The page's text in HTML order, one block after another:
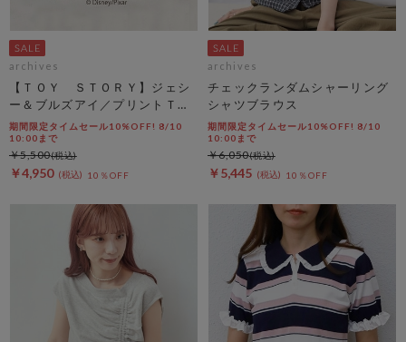
archives
【ＴＯＹ ＳＴＯＲＹ】ジェシ
ー＆ブルズアイ／プリントＴチ
ャコール
期間限定タイムセール10%OFF! 8/10
10:00まで
￥4,950 10％OFF
￥5,500
archives
チェックランダムシャーリング
シャツブラウス
期間限定タイムセール10%OFF! 8/10
10:00まで
￥5,445 10％OFF
￥6,050